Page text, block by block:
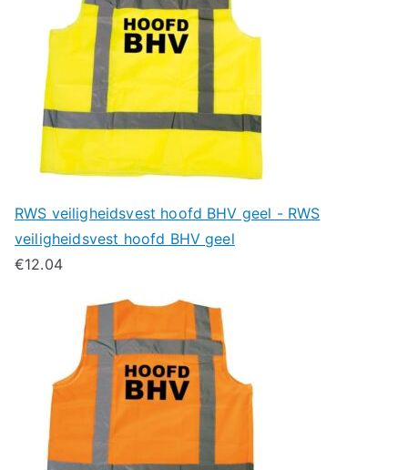
RWS veiligheidsvest hoofd BHV geel - RWS
veiligheidsvest hoofd BHV geel
€12.04